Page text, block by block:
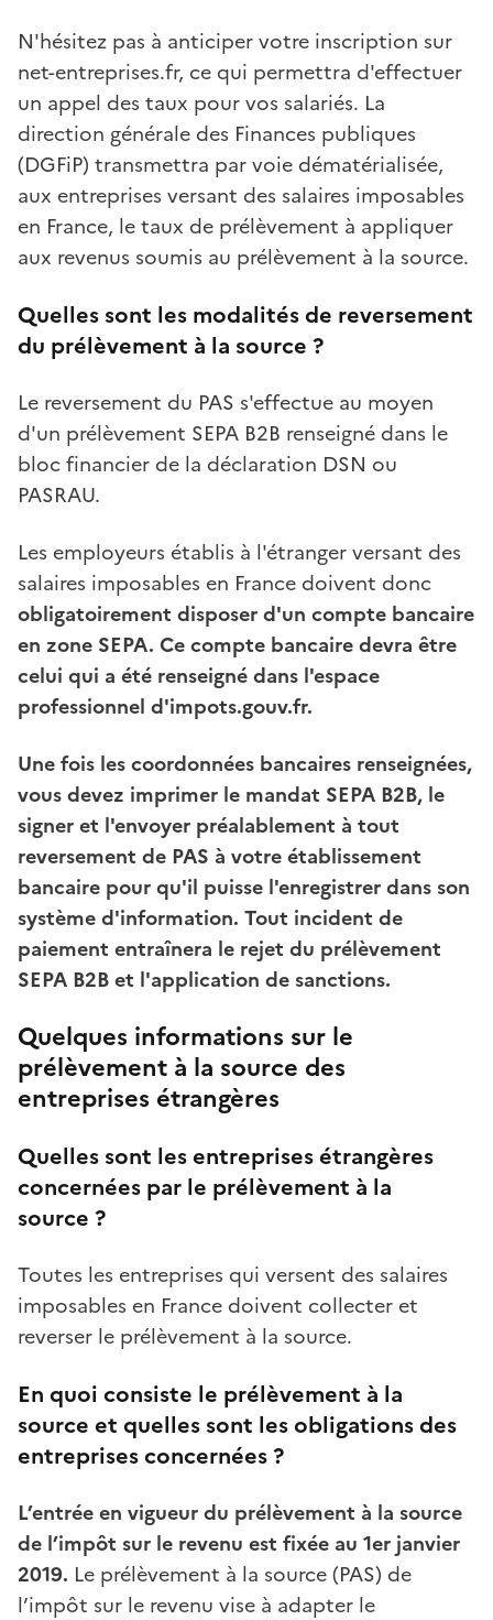
N'hésitez pas à anticiper votre inscription sur
net-entreprises.fr, ce qui permettra d'effectuer
un appel des taux pour vos salariés. La
direction générale des Finances publiques
(DGFiP) transmettra par voie dématérialisée,
aux entreprises versant des salaires imposables
en France, le taux de prélèvement à appliquer
aux revenus soumis au prélèvement à la source.
Quelles sont les modalités de reversement
du prélèvement à la source ?
Le reversement du PAS s'effectue au moyen
d'un prélèvement SEPA B2B renseigné dans le
bloc financier de la déclaration DSN ou
PASRAU.
Les employeurs établis à l'étranger versant des
salaires imposables en France doivent donc
obligatoirement disposer d'un compte bancaire
en zone SEPA. Ce compte bancaire devra être
celui qui a été renseigné dans l'espace
professionnel d'impots.gouv.fr.
Une fois les coordonnées bancaires renseignées,
vous devez imprimer le mandat SEPA B2B, le
signer et l'envoyer préalablement à tout
reversement de PAS à votre établissement
bancaire pour qu'il puisse l'enregistrer dans son
système d'information. Tout incident de
paiement entraînera le rejet du prélèvement
SEPA B2B et l'application de sanctions.
Quelques informations sur le
prélèvement à la source des
entreprises étrangères
Quelles sont les entreprises étrangères
concernées par le prélèvement à la
source ?
Toutes les entreprises qui versent des salaires
imposables en France doivent collecter et
reverser le prélèvement à la source.
En quoi consiste le prélèvement à la
source et quelles sont les obligations des
entreprises concernées ?
L’entrée en vigueur du prélèvement à la source
de l’impôt sur le revenu est fixée au 1er janvier
2019. Le prélèvement à la source (PAS) de
l’impôt sur le revenu vise à adapter le